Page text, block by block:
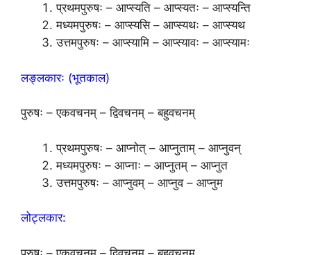
प्रथमपुरुषः – आप्स्यति – आप्स्यतः – आप्स्यन्ति
मध्यमपुरुषः – आप्स्यसि – आप्स्यथः – आप्स्यथ
उत्तमपुरुषः – आप्स्यामि – आप्स्यावः – आप्स्यामः
लङ्लकारः (भूतकाल)
पुरुषः – एकवचनम् – द्विवचनम् – बहुवचनम्
प्रथमपुरुषः – आप्नोत् – आप्नुताम् – आप्नुवन्
मध्यमपुरुषः – आप्नाः – आप्नुतम् – आप्नुत
उत्तमपुरुषः – आप्नुवम् – आप्नुव – आप्नुम
लोट्लकार: